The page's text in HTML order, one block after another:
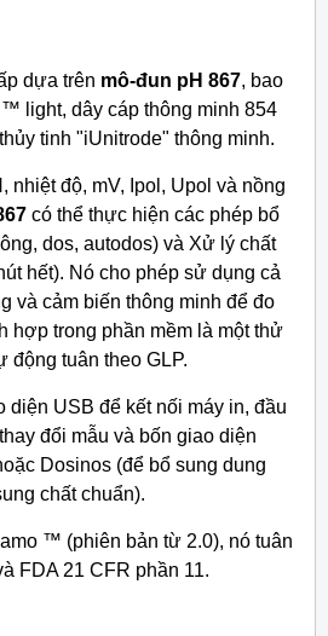
dựa trên mô-đun pH 867, bao
light, dây cáp thông minh 854
tinh "iUnitrode" thông minh.
nhiệt độ, mV, Ipol, Upol và nồng
có thể thực hiện các phép bổ
dos, autodos) và Xử lý chất
hết). Nó cho phép sử dụng cả
và cảm biến thông minh để đo
hợp trong phần mềm là một thử
động tuân theo GLP.
diện USB để kết nối máy in, đầu
đổi mẫu và bốn giao diện
Dosinos (để bổ sung dung
chất chuẩn).
™ (phiên bản từ 2.0), nó tuân
FDA 21 CFR phần 11.